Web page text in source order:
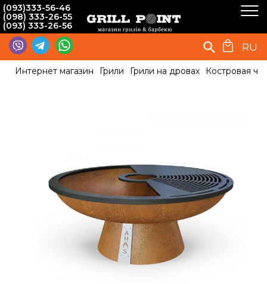
(093)333-56-46
(098) 333-26-55
(093) 333-26-56
RU
Интернет магазин Грили Грили на дровах Костровая